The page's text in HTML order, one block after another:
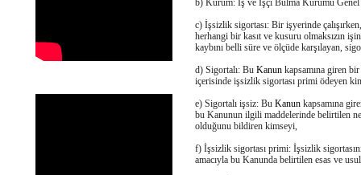
b) Kurum: İş ve İşçi Bulma Kurumu
c) İşsizlik sigortası: Bir işyerinde
herhangi bir kasıt ve kusuru olmaksızın
kaybını belli süre ve ölçüde karşılayan,
d) Sigortalı: Bu Kanun kapsamına giren
içerisinde işsizlik sigortası primi ödeyen
e) Sigortalı işsiz: Bu Kanun kapsamına
bu Kanunun ilgili maddelerinde belirtilen
olduğunu bildiren kimseyi,
f) İşsizlik sigortası primi: İşsizlik
amacıyla bu Kanunda belirtilen esas ve